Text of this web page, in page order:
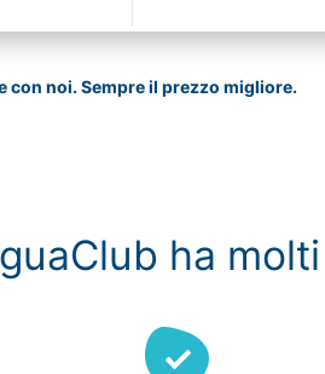
con noi.Sempre il prezzo migliore.
ha